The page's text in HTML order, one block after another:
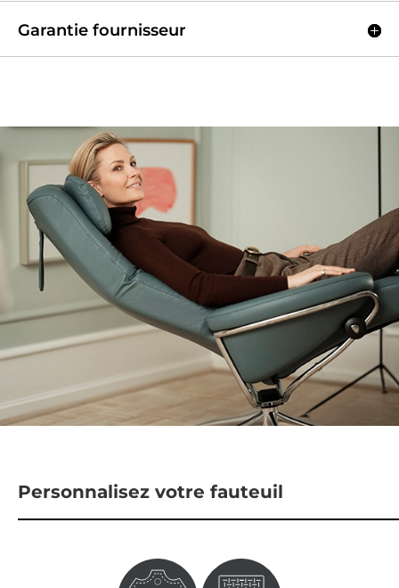
Garantie fournisseur
Personnalisez votre fauteuil